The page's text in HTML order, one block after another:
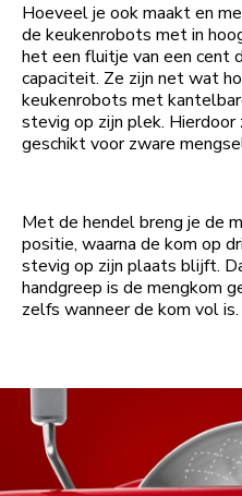
Hoeveel je ook maakt en
de keukenrobots met in
het een fluitje van een cent
capaciteit. Ze zijn net wat
keukenrobots met
stevig op zijn plek. Hierdoor
geschikt voor zware
Met de hendel breng je de
positie, waarna de kom op
stevig op zijn plaats blijft.
handgreep is de mengkom
zelfs wanneer de kom vol is.